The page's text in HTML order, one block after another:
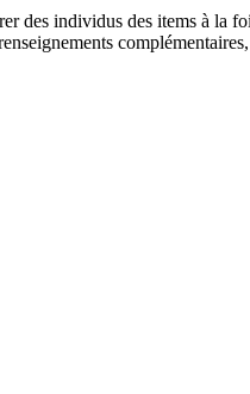
des individus des items à la